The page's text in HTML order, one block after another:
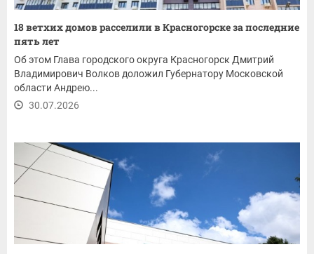
18 ветхих домов расселили в Красногорске за последние
пять лет
Об этом Глава городского округа Красногорск Дмитрий
Владимирович Волков доложил Губернатору Московской
области Андрею...
30.07.2026